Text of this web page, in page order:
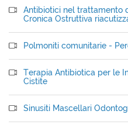
Antibiotici nel trattamento
Cronica Ostruttiva
Polmoniti comunitarie -
Terapia Antibiotica per le
Cistite
Sinusiti Mascellari